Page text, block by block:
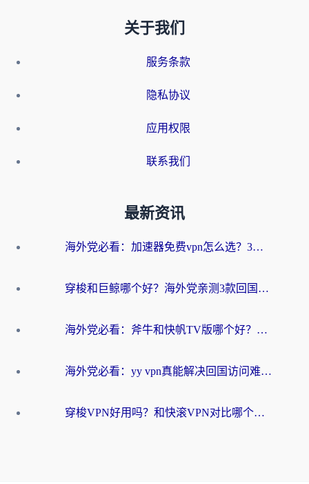
关于我们
服务条款
隐私协议
应用权限
联系我们
最新资讯
海外党必看：加速器免费vpn怎么选？3步教你无缝访问国内资源
穿梭和巨鲸哪个好？海外党亲测3款回国加速器，教你避开90%的坑
海外党必看：斧牛和快帆TV版哪个好？3分钟选对回国加速器，无缝刷B站、追热剧
海外党必看：yy vpn真能解决回国访问难题？附云极initap测评+免费方案对比
穿梭VPN好用吗？和快滚VPN对比哪个回国效果更好？海外党选回国加速器必看指南